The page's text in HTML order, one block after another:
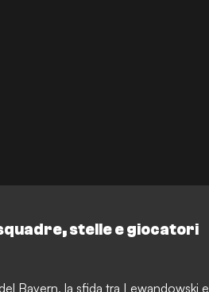
stelle e giocatori
Bayern, la sfida tra Lewandowski e